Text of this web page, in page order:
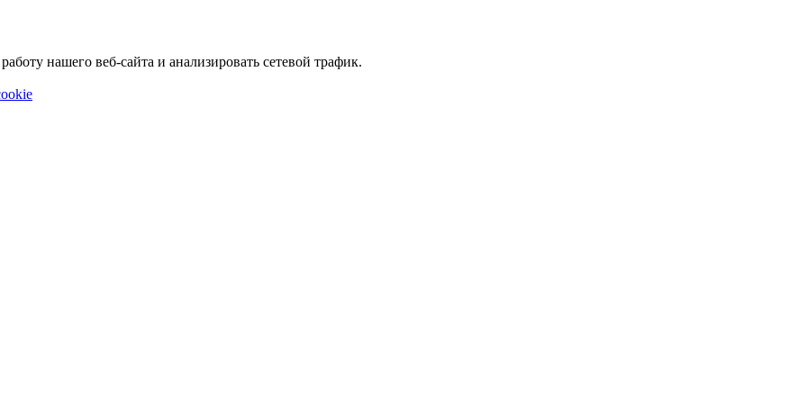
нашего веб-сайта и анализировать сетевой трафик.